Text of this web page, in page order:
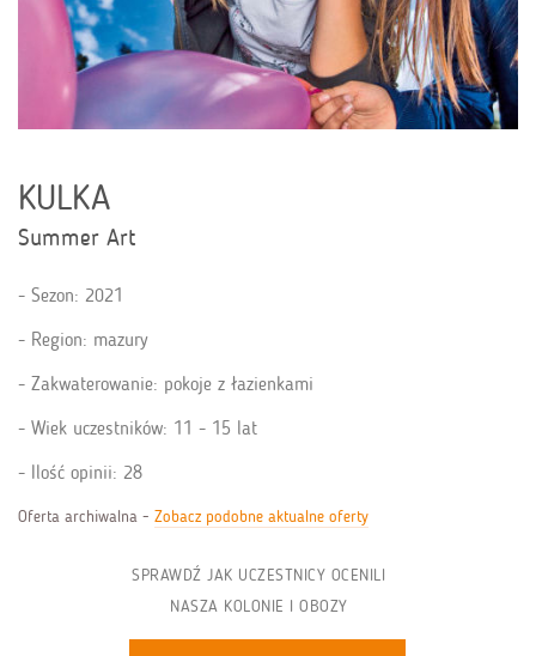
KULKA
Summer Art
Sezon: 2021
Region: mazury
Zakwaterowanie: pokoje z łazienkami
Wiek uczestników: 11 - 15 lat
Ilość opinii: 28
Oferta archiwalna - Zobacz podobne aktualne oferty
SPRAWDŹ JAK UCZESTNICY OCENILI
NASZA KOLONIE I OBOZY